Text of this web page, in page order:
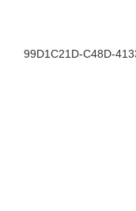
99D1C21D-C48D-